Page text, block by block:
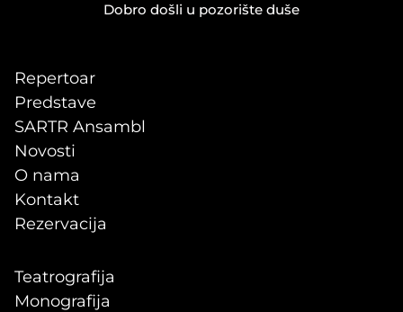
Dobro došli u pozorište duše
Repertoar
Predstave
SARTR Ansambl
Novosti
O nama
Kontakt
Rezervacija
Teatrografija
Monografija